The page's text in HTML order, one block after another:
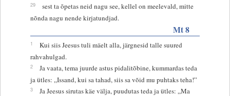
29
sest ta õpetas neid nagu see, kellel on meelevald, mitte
nõnda nagu nende kirjatundjad.
Mt 8
1
Kui siis Jeesus tuli mäelt alla, järgnesid talle suured
rahvahulgad.
2
Ja vaata, tema juurde astus pidalitõbine, kummardas teda
ja ütles: „Issand, kui sa tahad, siis sa võid mu puhtaks teha!”
3
Ja Jeesus sirutas käe välja, puudutas teda ja ütles: „Ma